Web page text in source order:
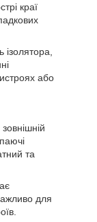
краї
ізолятора,
або
та
для